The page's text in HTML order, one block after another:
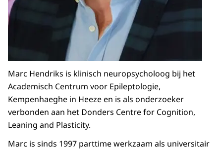
Marc Hendriks is klinisch neuropsycholoog bij het
Academisch Centrum voor Epileptologie,
Kempenhaeghe in Heeze en is als onderzoeker
verbonden aan het Donders Centre for Cognition,
Leaning and Plasticity.
Marc is sinds 1997 parttime werkzaam als universitair